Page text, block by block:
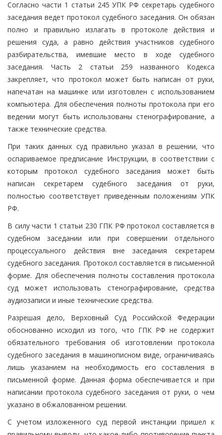
Согласно части 1 статьи 245 УПК РФ секретарь судебного
заседания ведет протокол судебного заседания. Он обязан
полно и правильно излагать в протоколе действия и
решения суда, а равно действия участников судебного
разбирательства, имевшие место в ходе судебного
заседания. Часть 2 статьи 259 названного Кодекса
закрепляет, что протокол может быть написан от руки,
напечатан на машинке или изготовлен с использованием
компьютера. Для обеспечения полноты протокола при его
ведении могут быть использованы стенографирование, а
также технические средства.
При таких данных суд правильно указал в решении, что
оспариваемое предписание Инструкции, в соответствии с
которым протокол судебного заседания может быть
написан секретарем судебного заседания от руки,
полностью соответствует приведенным положениям УПК
РФ.
В силу части 1 статьи 230 ГПК РФ протокол составляется в
судебном заседании или при совершении отдельного
процессуального действия вне заседания секретарем
судебного заседания. Протокол составляется в письменной
форме. Для обеспечения полноты составления протокола
суд может использовать стенографирование, средства
аудиозаписи и иные технические средства.
Разрешая дело, Верховный Суд Российской Федерации
обоснованно исходил из того, что ГПК РФ не содержит
обязательного требования об изготовлении протокола
судебного заседания в машинописном виде, ограничиваясь
лишь указанием на необходимость его составления в
письменной форме. Данная форма обеспечивается и при
написании протокола судебного заседания от руки, о чем
указано в обжалованном решении.
С учетом изложенного суд первой инстанции пришел к